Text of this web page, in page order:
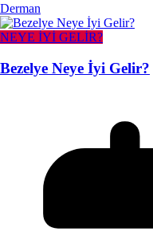
Derman
NEYE İYİ GELİR?
Bezelye Neye İyi Gelir?